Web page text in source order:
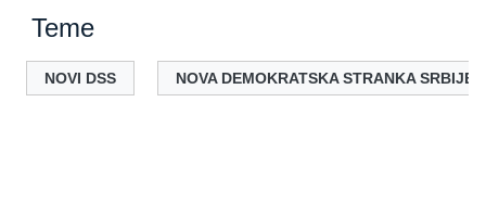
Teme
NOVI DSS NOVA DEMOKRATSKA STRANKA SRBIJE